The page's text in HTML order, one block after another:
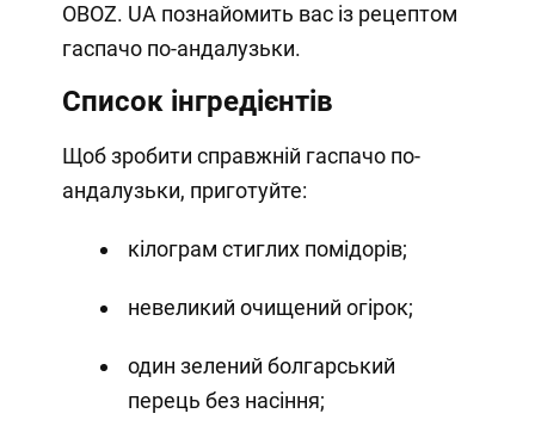
OBOZ. UA познайомить вас із рецептом
гаспачо по-андалузьки.
Список інгредієнтів
Щоб зробити справжній гаспачо по-
андалузьки, приготуйте:
кілограм стиглих помідорів;
невеликий очищений огірок;
один зелений болгарський
перець без насіння;